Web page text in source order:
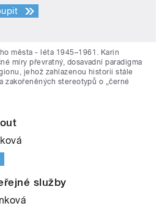
města - léta 1945–1961. Karin
míry převratný, dosavadní paradigma
jehož zahlazenou historii stále
zakořeněných stereotypů o „černé
služby